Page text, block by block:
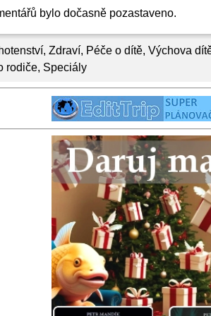
, Zdraví, Péče o dítě, Výchova
rodiče, Speciály
bylo dočasně pozastaveno.